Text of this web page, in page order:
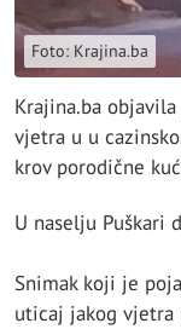
Foto: Krajina.ba
Krajina.ba
vjetra u u
krov porodične
U naselju Puškari
Snimak koji je
uticaj jakog vjetra